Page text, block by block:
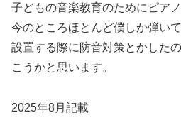
子どもの音楽教育のためにピア
今のところほとんど僕しか弾いて
設置する際に防音対策とかした
こうかと思います。
2025年8月記載